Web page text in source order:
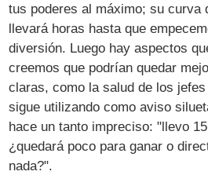
tus poderes al máximo; su curva
llevará horas hasta que
diversión. Luego hay aspectos
creemos que podrían quedar
claras, como la salud de los
sigue utilizando como aviso
hace un tanto impreciso: "llevo
¿quedará poco para ganar o
nada?".